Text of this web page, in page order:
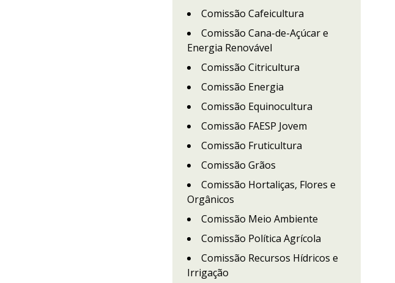
Comissão Cafeicultura
Comissão Cana-de-Açúcar e
Energia Renovável
Comissão Citricultura
Comissão Energia
Comissão Equinocultura
Comissão FAESP Jovem
Comissão Fruticultura
Comissão Grãos
Comissão Hortaliças, Flores e
Orgânicos
Comissão Meio Ambiente
Comissão Política Agrícola
Comissão Recursos Hídricos e
Irrigação